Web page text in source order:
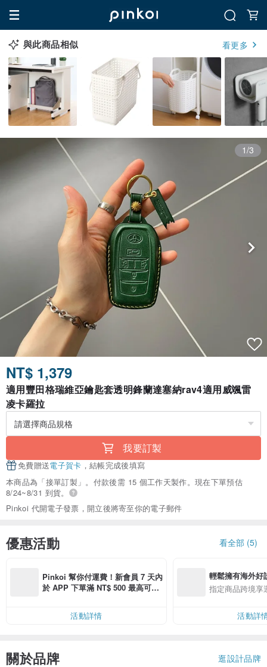
與此商品相似 看更多
1/3
NT$ 1,379
適用豐田格瑞維亞鑰匙套透明鋒蘭達塞納rav4適用威颯雷
凌卡羅拉
我要訂製
免費贈送電子賀卡 ，結帳完成後填寫
本商品為「接單訂製」。付款後需 15 個工作天製作。現在下單預估
8/24~8/31 到貨。
Pinkoi 代開電子發票，開立後將寄至你的電子郵件
優惠活動 看全部 (5)
Pinkoi 幫你付運費！新會員 7 天內
於 APP 下單滿 NT$ 500 最高可折
活動詳情
輕鬆擁有海外好
指定商品跨境享
活動詳
關於品牌 逛設計品牌